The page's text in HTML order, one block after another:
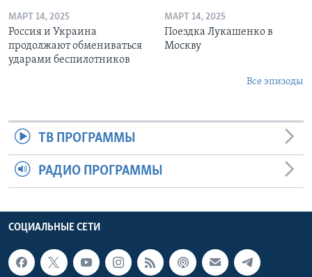
МАРТ 14, 2025
Россия и Украина
продолжают обмениваться
ударами беспилотников
МАРТ 14, 2025
Поездка Лукашенко в
Москву
Все эпизоды
ТВ ПРОГРАММЫ
РАДИО ПРОГРАММЫ
СОЦИАЛЬНЫЕ СЕТИ